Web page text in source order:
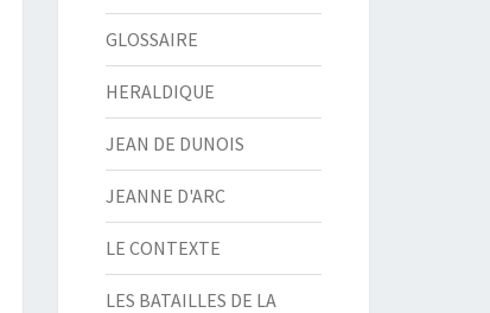
GLOSSAIRE
HERALDIQUE
JEAN DE DUNOIS
JEANNE D'ARC
LE CONTEXTE
LES BATAILLES DE LA